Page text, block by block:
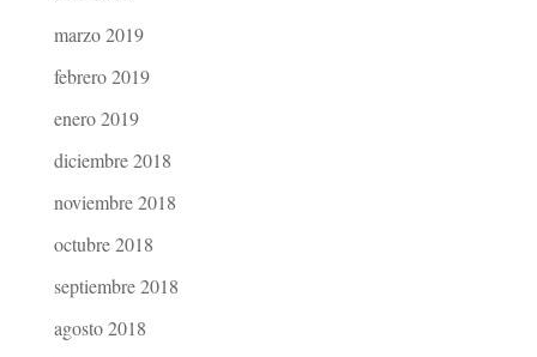
marzo 2019
febrero 2019
enero 2019
diciembre 2018
noviembre 2018
octubre 2018
septiembre 2018
agosto 2018